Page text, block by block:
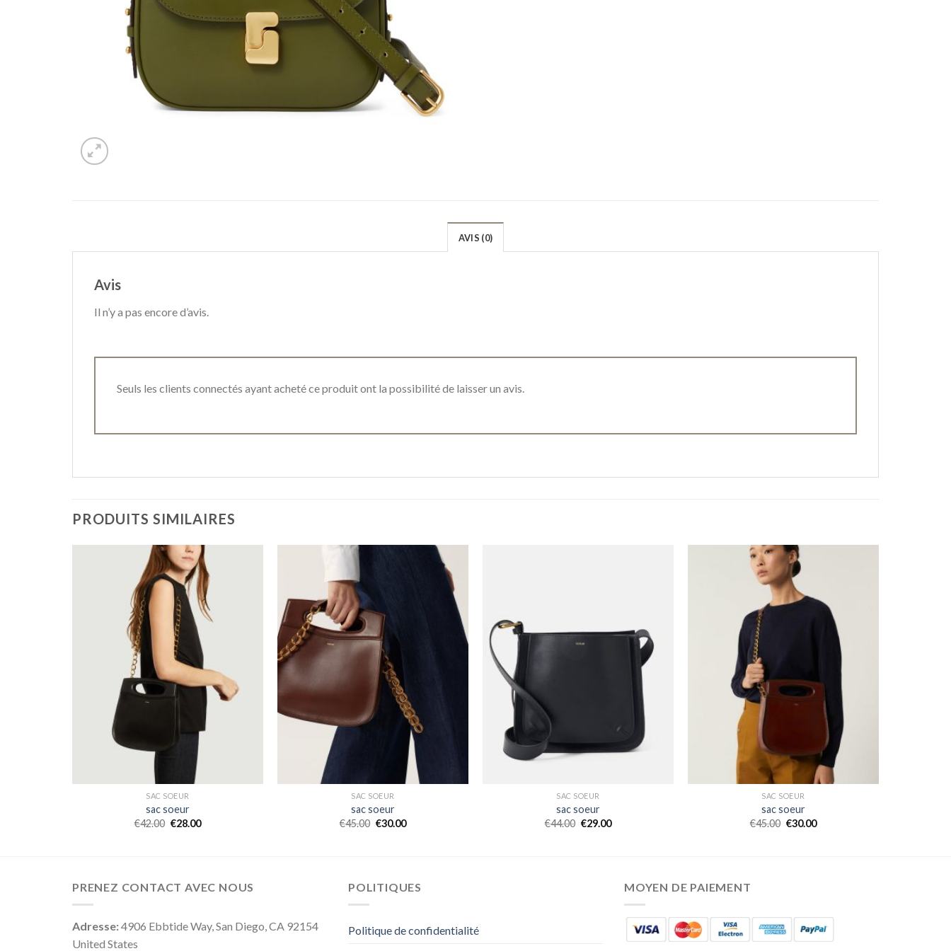
AVIS (0)
Avis
Il n’y a pas encore d’avis.
Seuls les clients connectés ayant acheté ce produit ont la possibilité de laisser un avis.
PRODUITS SIMILAIRES
SAC SOEUR
sac soeur
€42.00 €28.00
SAC SOEUR
sac soeur
€45.00 €30.00
SAC SOEUR
sac soeur
€44.00 €29.00
SAC SOEUR
sac soeur
€45.00 €30.00
PRENEZ CONTACT AVEC NOUS
Adresse:4906 Ebbtide Way, San Diego, CA 92154
United States
POLITIQUES
Politique de confidentialité
MOYEN DE PAIEMENT